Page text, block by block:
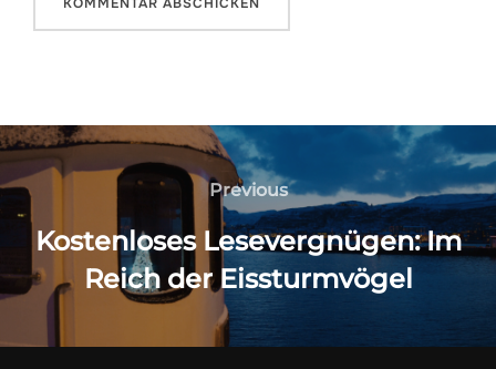
Beitragsnavigation
Previous
Previous
Kostenloses Lesevergnügen: Im
Reich der Eissturmvögel